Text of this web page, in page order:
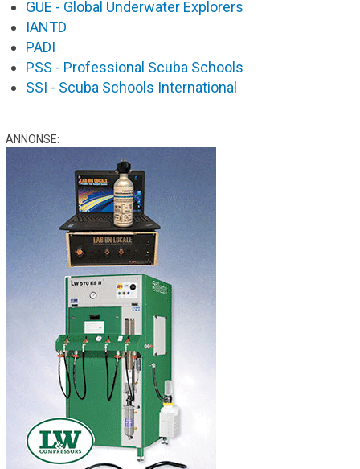
GUE - Global Underwater Explorers
IANTD
PADI
PSS - Professional Scuba Schools
SSI - Scuba Schools International
ANNONSE: